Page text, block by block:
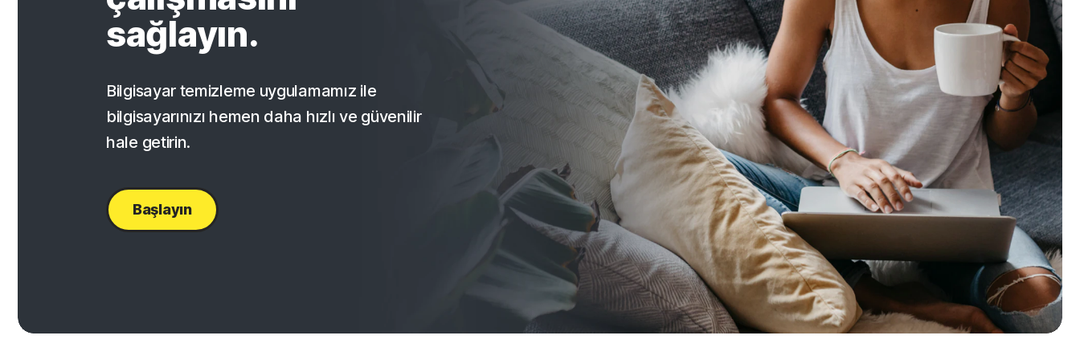
sağlayın.
Bilgisayar temizleme uygulamamız ile
bilgisayarınızı hemen daha hızlı ve güvenilir
hale getirin.
Başlayın